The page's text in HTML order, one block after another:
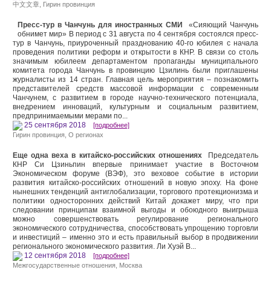
中文文章 Гирин провинция
Пресс-тур в Чанчунь для иностранных СМИ
«Сияющий Чанчунь
обнимет мир» В период с 31 августа по 4 сентября состоялся пресс-
тур в Чанчунь, приуроченный празднованию 40-го юбилея с начала
проведения политики реформ и открытости в КНР. В связи со столь
значимым юбилеем департаментом пропаганды муниципального
комитета города Чанчунь в провинцию Цзилинь были приглашены
журналисты из 14 стран. Главная цель мероприятия – познакомить
представителей средств массовой информации с современным
Чанчунем, с развитием в городе научно-технического потенциала,
внедрением инноваций, культурным и социальным развитием,
предпринимаемыми мерами по...
25 сентября 2018 [подробнее]
Гирин провинция О регионах
Еще одна веха в китайско-российских отношенияхПредседатель
КНР Си Цзиньпин впервые принимает участие в Восточном
Экономическом форуме (ВЭФ), это веховое событие в истории
развития китайско-российских отношений в новую эпоху. На фоне
нынешних тенденций антиглобализации, торгового протекционизма и
политики односторонних действий Китай докажет миру, что при
следовании принципам взаимной выгоды и обоюдного выигрыша
можно совершенствовать регулирование регионального
экономического сотрудничества, способствовать упрощению торговли
и инвестиций – именно это и есть правильный выбор в продвижении
регионального экономического развития. Ли Хуэй В...
12 сентября 2018 [подробнее]
Межгосударственные отношения Москва